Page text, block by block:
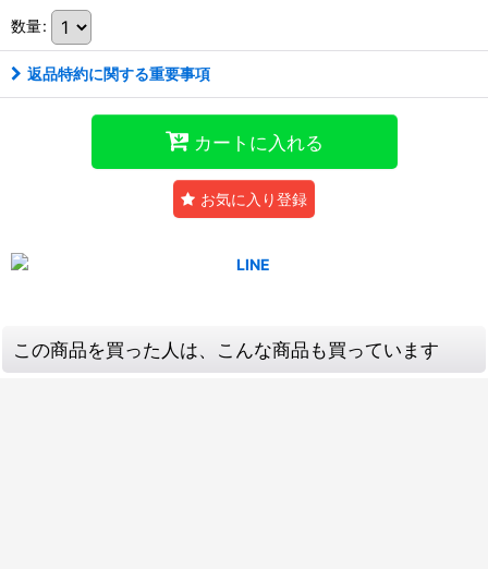
数量:
返品特約に関する重要事項
カートに入れる
お気に入り登録
この商品を買った人は、こんな商品も買っています